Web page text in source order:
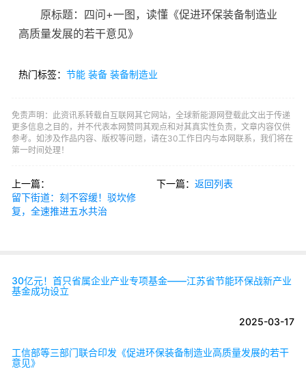
原标题：四问+一图，读懂《促进环保装备制造业
高质量发展的若干意见》
热门标签： 节能 装备 装备制造业
免责声明：此资讯系转载自互联网其它网站，全球新能源网登载此文出于传递
更多信息之目的，并不代表本网赞同其观点和对其真实性负责，文章内容仅供
参考。如涉及作品内容、版权等问题，请在30工作日内与本网联系，我们将在
第一时间处理！
上一篇：
留下街道：刻不容缓！驳坎修
复，全速推进五水共治
下一篇： 返回列表
30亿元！首只省属企业产业专项基金——江苏省节能环保战新产业
基金成功设立
2025-03-17
工信部等三部门联合印发《促进环保装备制造业高质量发展的若干
意见》